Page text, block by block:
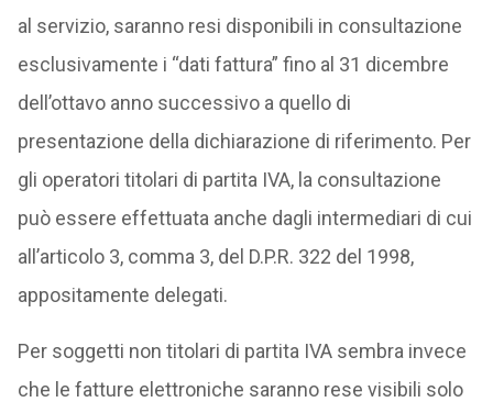
al servizio, saranno resi disponibili in consultazione
esclusivamente i “dati fattura” fino al 31 dicembre
dell’ottavo anno successivo a quello di
presentazione della dichiarazione di riferimento. Per
gli operatori titolari di partita IVA, la consultazione
può essere effettuata anche dagli intermediari di cui
all’articolo 3, comma 3, del D.P.R. 322 del 1998,
appositamente delegati.
Per soggetti non titolari di partita IVA sembra invece
che le fatture elettroniche saranno rese visibili solo